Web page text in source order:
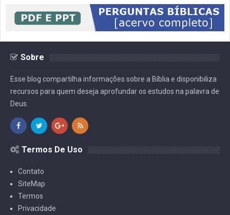
Sobre
Esse blog compartilha informações sobre a Bíblia e disponibiliza
recursos para quem deseja aprofundar os estudos na palavra de
Deus.
Termos De Uso
Contato
SiteMap
Termos
Privacidade